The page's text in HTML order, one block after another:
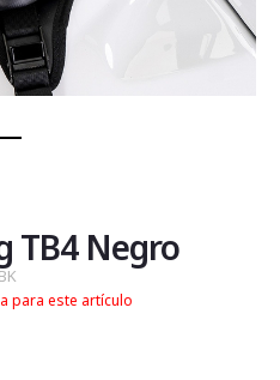
TB4 Negro
para este artículo